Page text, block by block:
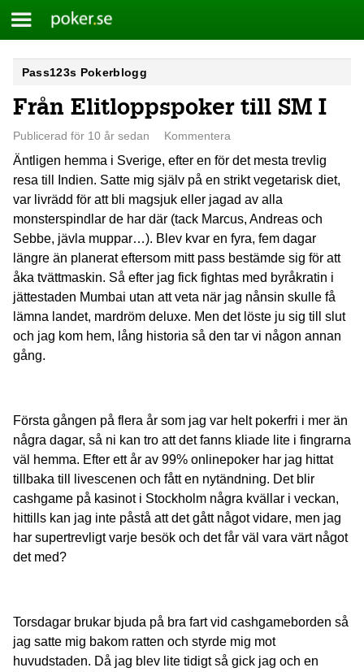
Skip
content
Meny
Poker.se
Pass123s Pokerblogg
Från Elitloppspoker till SM I
Publicerad för 10 år sedan Kommentera
Äntligen hemma i Sverige, efter en för det mesta trevlig
resa till Indien. Satte mig själv på en strikt vegetarisk diet,
var livrädd för att bli magsjuk eller jagad av alla
monsterspindlar de har där (tack Marcus, Andreas och
Sebbe, jävla muppar…). Blev kvar en fyra, fem dagar
längre än planerat eftersom mitt pass bestämde sig för att
åka tvättmaskin. Så efter jag fick fightas med byråkratin i
jättestaden Mumbai utan att veta när jag nånsin skulle få
lämna landet, mardröm deluxe. Men det löste ju sig till slut
och jag kom hem, lång historia så den tar vi någon annan
gång.
Första gången på flera år som jag var helt pokerfri i mer än
några dagar, så ni kan tro att det fanns kliade lite i fingrarna
väl hemma. Efter ett år av 99% onlinepoker har jag hittat
tillbaka till livescenen och fått en nytändning. Det blir
cashgame på kasinot i Stockholm några kvällar i veckan,
hittills kan jag inte påstå att det gått något vidare, men jag
har supertrevligt varje besök och det får väl vara värt något
det med?
Torsdagar brukar bjuda på bra fart vid cashgameborden så
jag satte mig bakom ratten och styrde mig mot
huvudstaden. Då jag blev lite tidigt så gick jag och en